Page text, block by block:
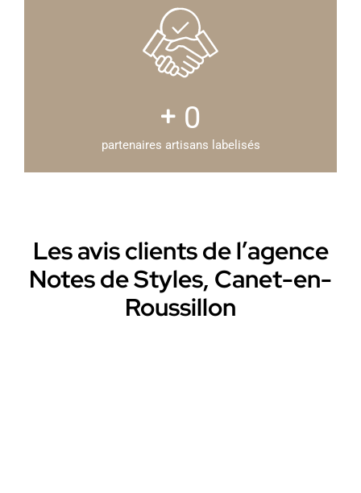
0
partenaires artisans labelisés
Les avis clients de l’agence
Notes de Styles, Canet-en-
Roussillon